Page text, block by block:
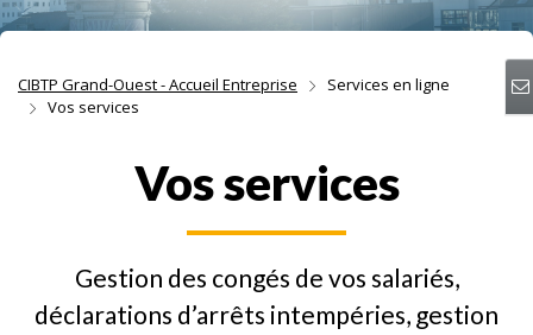
CIBTP Grand-Ouest - Accueil Entreprise
Services en ligne
Vos services
Vos services
Gestion des congés de vos salariés,
déclarations d’arrêts intempéries, gestion